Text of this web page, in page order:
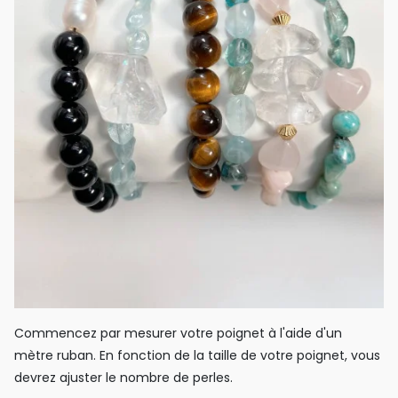
Commencez par mesurer votre poignet à l'aide d'un
mètre ruban. En fonction de la taille de votre poignet, vous
devrez ajuster le nombre de perles.